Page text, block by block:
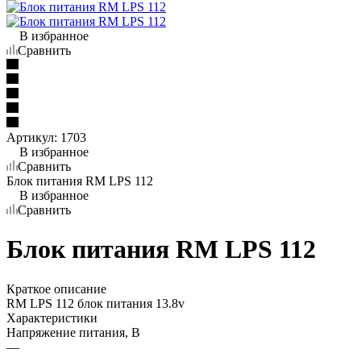
В избранное
Сравнить
Артикул: 1703
В избранное
Сравнить
Блок питания RM LPS 112
В избранное
Сравнить
Блок питания RM LPS 112
Краткое описание
RM LPS 112 блок питания 13.8v
Характеристики
Напряжение питания, В
—